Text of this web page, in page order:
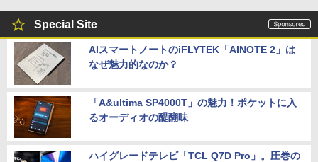
Special Site
AIスマートノートのiFLYTEK「AINOTE 2」は
なぜ魅力的なのか？
「A&ultima SP4000T」の魅力！ポケットに入
るオーディオの醍醐味
ハイグレードテレビ「TCL Q7D Pro」。圧巻の